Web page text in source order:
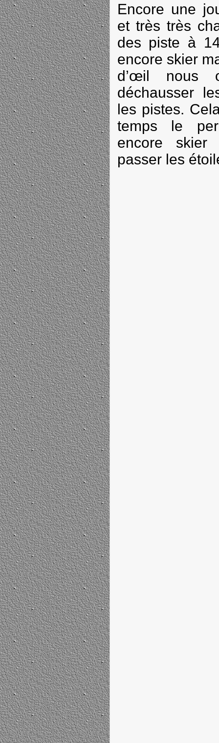
Encore une
et très très
des piste à
encore skier
d’œil nous
déchausser
les pistes.
temps le
encore skier
passer les